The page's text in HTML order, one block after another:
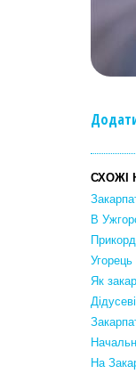
СХОЖІ
В
Як
На